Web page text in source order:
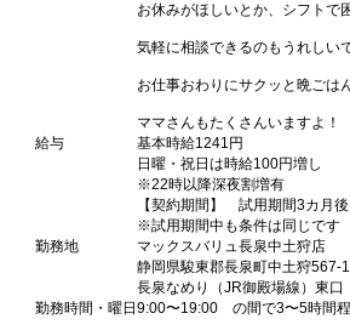
お休みがほしいとか、シフトで
気軽に相談できるのもうれしい
お仕事おわりにサクッと晩ごは
ママさんもたくさんいますよ！
給与
基本時給1241円
日曜・祝日は時給100円増し
※22時以降深夜割増有
【契約期間】 試用期間3カ月
※試用期間中も条件は同じです
勤務地
マックスバリュ長泉中土狩店
静岡県駿東郡長泉町中土狩567-1
長泉なめり（JR御殿場線）東
勤務時間・曜日 9:00〜19:00 の間で3〜5時間